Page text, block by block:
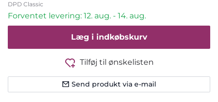
DPD Classic
Forventet levering: 12. aug. - 14. aug.
Læg i indkøbskurv
Tilføj til ønskelisten
Send produkt via e-mail